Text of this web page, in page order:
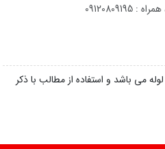
می باشد و استفاده از مطالب با ذکر